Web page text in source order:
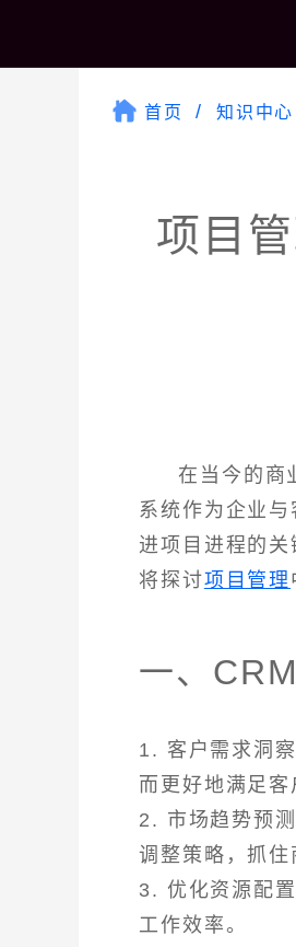
首页 知识中心
项目
在当今的商
系统作为企业
进项目进程的
将探讨项目管理
一、
1. 客户需求洞
而更好地满足客
2. 市场趋势预
调整策略，抓住
3. 优化资源配
工作效率。